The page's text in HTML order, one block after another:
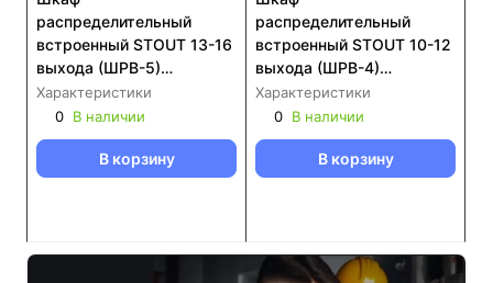
распределительный
встроенный STOUT 13-16
выхода (ШРВ-5)
670х125х1046 (SCC-
0002-001316)
Характеристики
0 В наличии
В корзину
распределительный
встроенный STOUT 10-12
выхода (ШРВ-4)
670х125х896 (SCC-0002-
001112)
Характеристики
0 В наличии
В корзину